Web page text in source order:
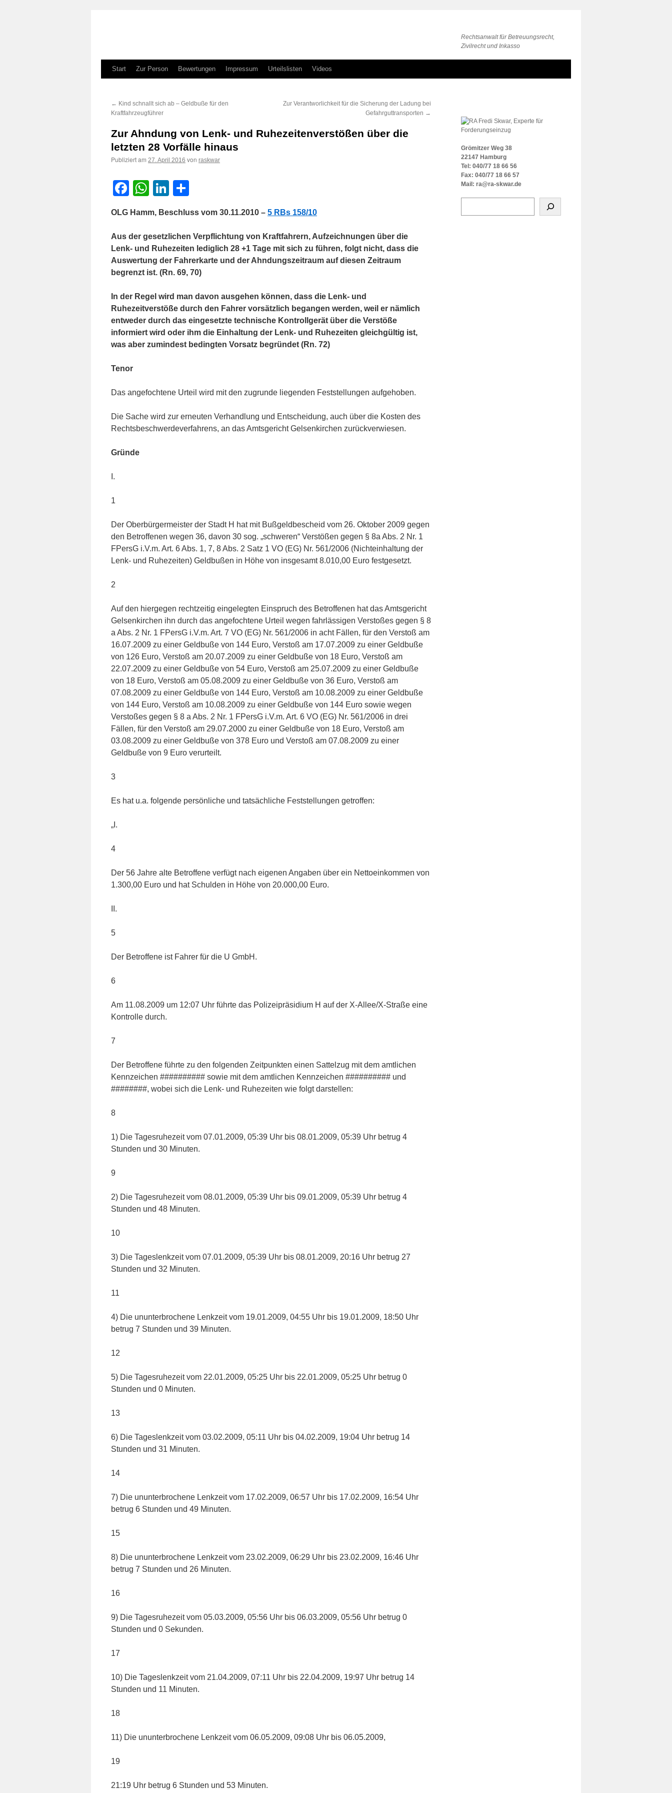
Rechtsanwalt für Betreuungsrecht,
Zivilrecht und Inkasso
Zum
springen
Start Zur Person Bewertungen Impressum Urteilslisten Videos
← Kind schnallt sich ab – Geldbuße für den
Kraftfahrzeugführer
Zur Verantworlichkeit für die Sicherung der Ladung bei
Gefahrguttransporten →
Zur Ahndung von Lenk- und Ruhezeitenverstößen über die
letzten 28 Vorfälle hinaus
Publiziert am 27. April 2016 von raskwar
Facebook
WhatsApp
LinkedIn
OLG Hamm, Beschluss vom 30.11.2010 – 5 RBs 158/10
Aus der gesetzlichen Verpflichtung von Kraftfahrern, Aufzeichnungen über die
Lenk- und Ruhezeiten lediglich 28 +1 Tage mit sich zu führen, folgt nicht, dass die
Auswertung der Fahrerkarte und der Ahndungszeitraum auf diesen Zeitraum
begrenzt ist. (Rn. 69, 70)
In der Regel wird man davon ausgehen können, dass die Lenk- und
Ruhezeitverstöße durch den Fahrer vorsätzlich begangen werden, weil er nämlich
entweder durch das eingesetzte technische Kontrollgerät über die Verstöße
informiert wird oder ihm die Einhaltung der Lenk- und Ruhezeiten gleichgültig ist,
was aber zumindest bedingten Vorsatz begründet (Rn. 72)
Tenor
Das angefochtene Urteil wird mit den zugrunde liegenden Feststellungen aufgehoben.
Die Sache wird zur erneuten Verhandlung und Entscheidung, auch über die Kosten des
Rechtsbeschwerdeverfahrens, an das Amtsgericht Gelsenkirchen zurückverwiesen.
Gründe
I.
1
Der Oberbürgermeister der Stadt H hat mit Bußgeldbescheid vom 26. Oktober 2009 gegen
den Betroffenen wegen 36, davon 30 sog. „schweren“ Verstößen gegen § 8a Abs. 2 Nr. 1
FPersG i.V.m. Art. 6 Abs. 1, 7, 8 Abs. 2 Satz 1 VO (EG) Nr. 561/2006 (Nichteinhaltung der
Lenk- und Ruhezeiten) Geldbußen in Höhe von insgesamt 8.010,00 Euro festgesetzt.
2
Auf den hiergegen rechtzeitig eingelegten Einspruch des Betroffenen hat das Amtsgericht
Gelsenkirchen ihn durch das angefochtene Urteil wegen fahrlässigen Verstoßes gegen § 8
a Abs. 2 Nr. 1 FPersG i.V.m. Art. 7 VO (EG) Nr. 561/2006 in acht Fällen, für den Verstoß am
16.07.2009 zu einer Geldbuße von 144 Euro, Verstoß am 17.07.2009 zu einer Geldbuße
von 126 Euro, Verstoß am 20.07.2009 zu einer Geldbuße von 18 Euro, Verstoß am
22.07.2009 zu einer Geldbuße von 54 Euro, Verstoß am 25.07.2009 zu einer Geldbuße
von 18 Euro, Verstoß am 05.08.2009 zu einer Geldbuße von 36 Euro, Verstoß am
07.08.2009 zu einer Geldbuße von 144 Euro, Verstoß am 10.08.2009 zu einer Geldbuße
von 144 Euro, Verstoß am 10.08.2009 zu einer Geldbuße von 144 Euro sowie wegen
Verstoßes gegen § 8 a Abs. 2 Nr. 1 FPersG i.V.m. Art. 6 VO (EG) Nr. 561/2006 in drei
Fällen, für den Verstoß am 29.07.2000 zu einer Geldbuße von 18 Euro, Verstoß am
03.08.2009 zu einer Geldbuße von 378 Euro und Verstoß am 07.08.2009 zu einer
Geldbuße von 9 Euro verurteilt.
3
Es hat u.a. folgende persönliche und tatsächliche Feststellungen getroffen:
„I.
4
Der 56 Jahre alte Betroffene verfügt nach eigenen Angaben über ein Nettoeinkommen von
1.300,00 Euro und hat Schulden in Höhe von 20.000,00 Euro.
II.
5
Der Betroffene ist Fahrer für die U GmbH.
6
Am 11.08.2009 um 12:07 Uhr führte das Polizeipräsidium H auf der X-Allee/X-Straße eine
Kontrolle durch.
7
Der Betroffene führte zu den folgenden Zeitpunkten einen Sattelzug mit dem amtlichen
Kennzeichen ########## sowie mit dem amtlichen Kennzeichen ########## und
########, wobei sich die Lenk- und Ruhezeiten wie folgt darstellen:
8
1) Die Tagesruhezeit vom 07.01.2009, 05:39 Uhr bis 08.01.2009, 05:39 Uhr betrug 4
Stunden und 30 Minuten.
9
2) Die Tagesruhezeit vom 08.01.2009, 05:39 Uhr bis 09.01.2009, 05:39 Uhr betrug 4
Stunden und 48 Minuten.
10
3) Die Tageslenkzeit vom 07.01.2009, 05:39 Uhr bis 08.01.2009, 20:16 Uhr betrug 27
Stunden und 32 Minuten.
11
4) Die ununterbrochene Lenkzeit vom 19.01.2009, 04:55 Uhr bis 19.01.2009, 18:50 Uhr
betrug 7 Stunden und 39 Minuten.
12
5) Die Tagesruhezeit vom 22.01.2009, 05:25 Uhr bis 22.01.2009, 05:25 Uhr betrug 0
Stunden und 0 Minuten.
13
6) Die Tageslenkzeit vom 03.02.2009, 05:11 Uhr bis 04.02.2009, 19:04 Uhr betrug 14
Stunden und 31 Minuten.
14
7) Die ununterbrochene Lenkzeit vom 17.02.2009, 06:57 Uhr bis 17.02.2009, 16:54 Uhr
betrug 6 Stunden und 49 Minuten.
15
8) Die ununterbrochene Lenkzeit vom 23.02.2009, 06:29 Uhr bis 23.02.2009, 16:46 Uhr
betrug 7 Stunden und 26 Minuten.
16
9) Die Tagesruhezeit vom 05.03.2009, 05:56 Uhr bis 06.03.2009, 05:56 Uhr betrug 0
Stunden und 0 Sekunden.
17
10) Die Tageslenkzeit vom 21.04.2009, 07:11 Uhr bis 22.04.2009, 19:97 Uhr betrug 14
Stunden und 11 Minuten.
18
11) Die ununterbrochene Lenkzeit vom 06.05.2009, 09:08 Uhr bis 06.05.2009,
19
21:19 Uhr betrug 6 Stunden und 53 Minuten.
Grömitzer Weg 38
22147 Hamburg
Tel: 040/77 18 66 56
Fax: 040/77 18 66 57
Mail: ra@ra-skwar.de